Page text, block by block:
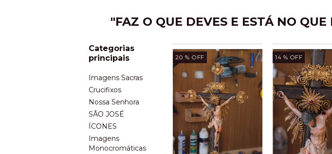
"FAZ O QUE DEVES E ESTÁ NO
Categorias
principais
Imagens Sacras
Crucifixos
Nossa Senhora
SÃO JOSÉ
ÍCONES
Imagens
Monocromáticas
20 % OFF 14 % OFF